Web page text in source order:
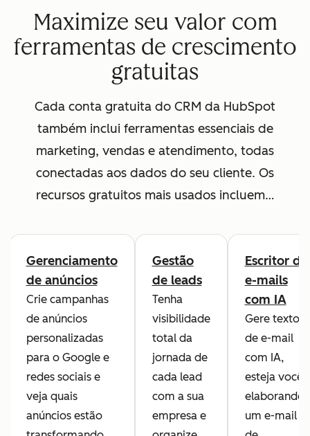
Maximize seu valor com
ferramentas de crescimento
gratuitas
Cada conta gratuita do CRM da HubSpot
também inclui ferramentas essenciais de
marketing, vendas e atendimento, todas
conectadas aos dados do seu cliente. Os
recursos gratuitos mais usados incluem…
Gerenciamento
de anúncios
Crie campanhas
de anúncios
personalizadas
para o Google e
redes sociais e
veja quais
anúncios estão
Gestão
de leads
Tenha
visibilidade
total da
jornada de
cada lead
com a sua
empresa e
Escritor de
e-mails
com IA
Gere textos
de e-mail
com IA,
esteja você
elaborando
um e-mail